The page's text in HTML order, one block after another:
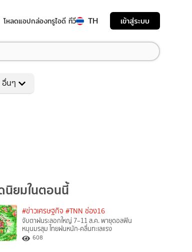
โหลดแอปกล่องทรูไอดี ทีวี TH เข้าสู่ระบบ
อื่นๆ
นิยมในตอนนี้
#ข่าวเศรษฐกิจ #TNN ช่อง16
จับตาฝนระลอกใหญ่ 7–11 ส.ค. พายุดอลฟิน
หนุนมรสุม ไทยฝนหนัก-คลื่นทะเลแรง
608